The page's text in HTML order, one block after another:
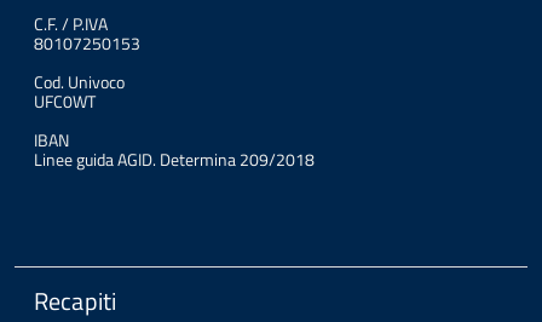
C.F. / P.IVA
80107250153
Cod. Univoco
UFC0WT
IBAN
Linee guida AGID. Determina 209/2018
Recapiti